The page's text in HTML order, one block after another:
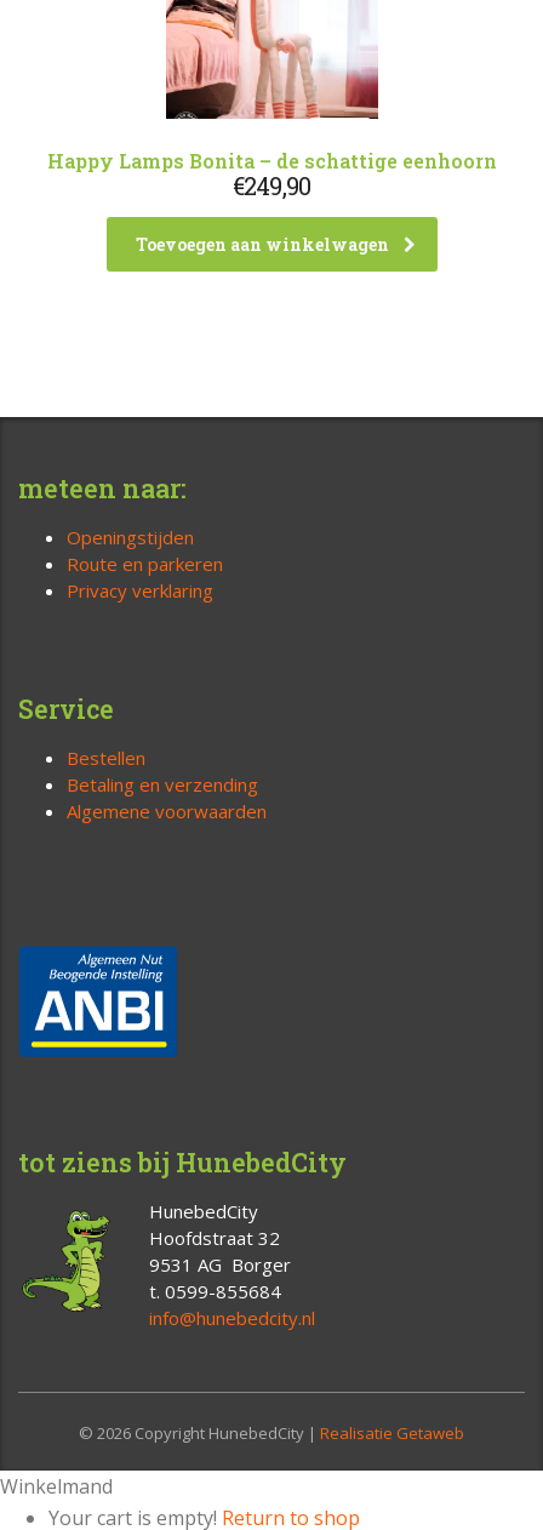
Happy Lamps Bonita – de schattige eenhoorn
€249,90
Toevoegen aan winkelwagen
meteen naar:
Openingstijden
Route en parkeren
Privacy verklaring
Service
Bestellen
Betaling en verzending
Algemene voorwaarden
tot ziens bij HunebedCity
HunebedCity
Hoofdstraat 32
9531 AG Borger
t. 0599-855684
info@hunebedcity.nl
© 2026 Copyright HunebedCity | Realisatie Getaweb
Winkelmand
Your cart is empty! Return to shop